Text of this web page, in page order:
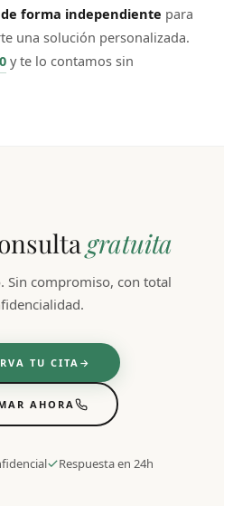
de forma independiente para
una solución personalizada.
y te lo contamos sin
gratuita
Sin compromiso, con total
TU CITA
AHORA
Respuesta en 24h